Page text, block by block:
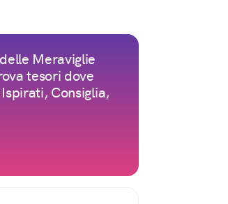
Meraviglie
tesori dove
Consiglia,